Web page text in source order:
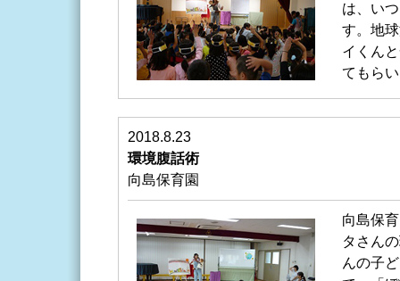
は、い
す。地
イくん
てもら
2018.8.23
環境腹話術
向島保育園
向島保
タさん
んの子